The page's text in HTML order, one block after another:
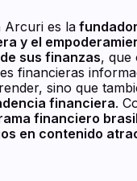
Arcuri es la
y el
sus finanzas, que
financieras
sino que
financiera.
financiero
en contenido